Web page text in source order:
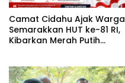
Camat Cidahu Ajak Warga
Semarakkan HUT ke-81 RI,
Kibarkan Merah Putih